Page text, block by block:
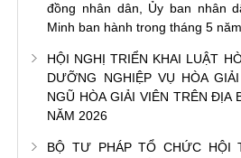
đồng nhân dân, Ủy ban nhân
Minh ban hành trong tháng 5
HỘI NGHỊ TRIỂN KHAI LUẬT
DƯỠNG NGHIỆP VỤ HÒA
NGŨ HÒA GIẢI VIÊN TRÊN ĐỊA
NĂM 2026
BỘ TƯ PHÁP TỔ CHỨC HỘI